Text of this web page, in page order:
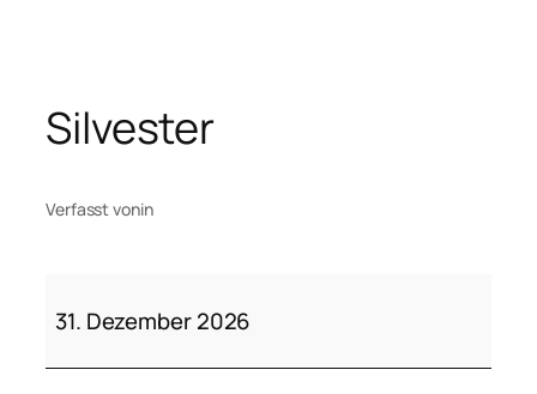
springen
Silvester
Verfasst vonin
31. Dezember 2026